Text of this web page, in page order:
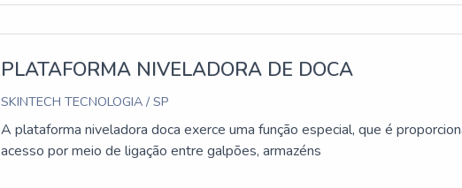
PLATAFORMA NIVELADORA DE DOCA
SKINTECH TECNOLOGIA / SP
A plataforma niveladora doca exerce uma função especial, que é
acesso por meio de ligação entre galpões, armazéns